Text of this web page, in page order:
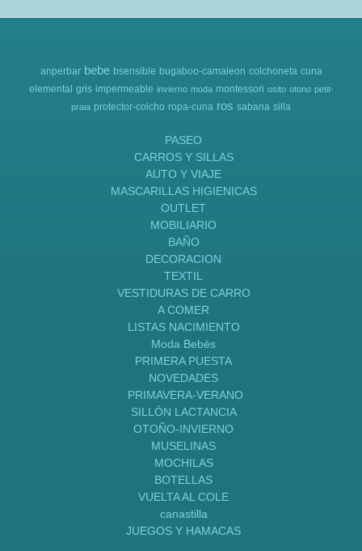
anperbar bebe bsensible bugaboo-camaleon colchoneta cuna
elemental gris impermeable invierno moda montessori osito otono petit-
praia protector-colcho ropa-cuna ros sabana silla
PASEO
CARROS Y SILLAS
AUTO Y VIAJE
MASCARILLAS HIGIENICAS
OUTLET
MOBILIARIO
BAÑO
DECORACION
TEXTIL
VESTIDURAS DE CARRO
A COMER
LISTAS NACIMIENTO
Moda Bebès
PRIMERA PUESTA
NOVEDADES
PRIMAVERA-VERANO
SILLÒN LACTANCIA
OTOÑO-INVIERNO
MUSELINAS
MOCHILAS
BOTELLAS
VUELTA AL COLE
canastilla
JUEGOS Y HAMACAS